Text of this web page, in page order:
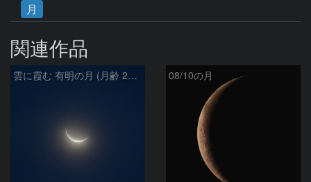
月
関連作品
雲に霞む 有明の月 (月齢 26.4) 08/10の月